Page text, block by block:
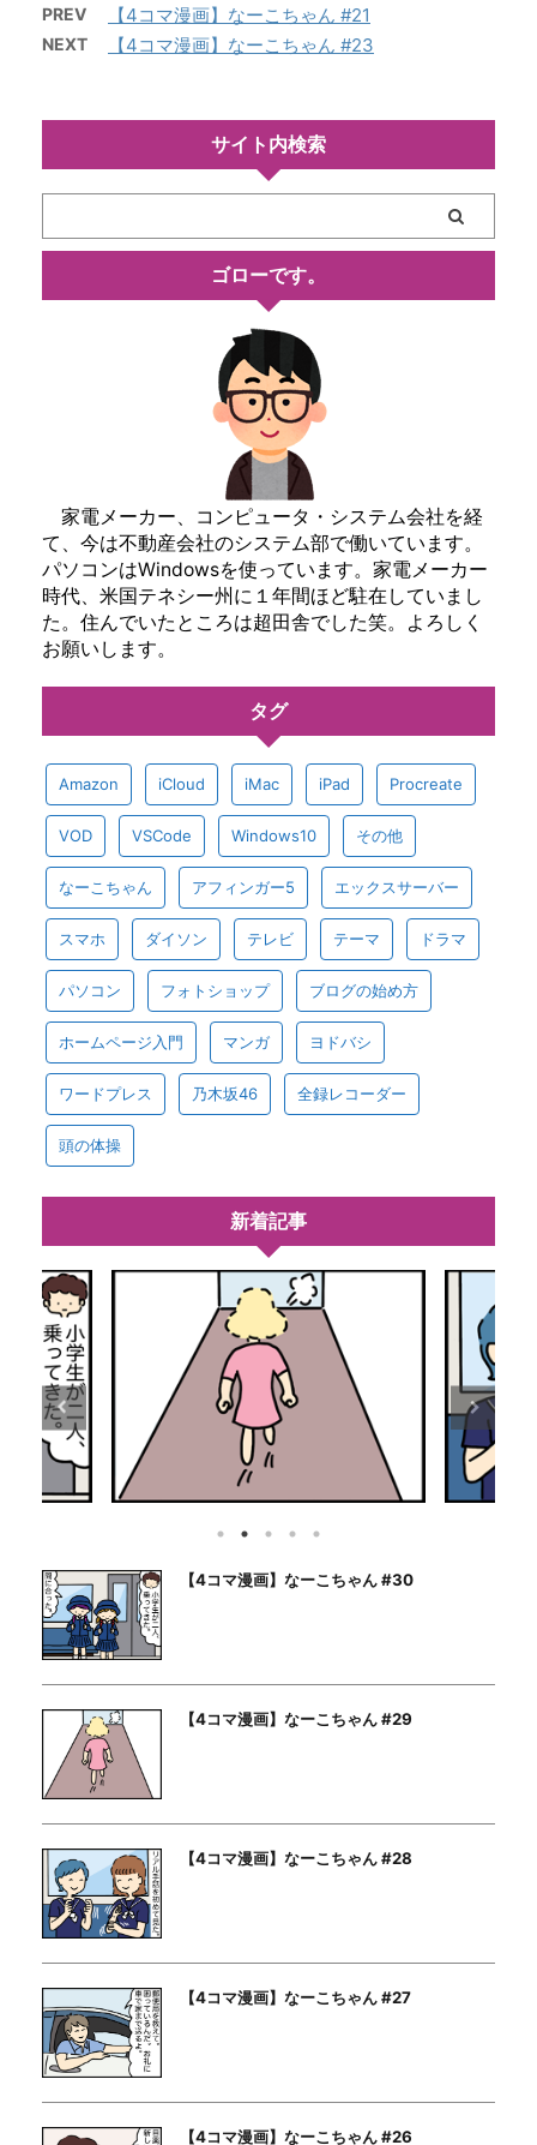
PREV 【4コマ漫画】なーこちゃん #21
NEXT 【4コマ漫画】なーこちゃん #23
サイト内検索
ゴローです。
家電メーカー、コンピュータ・システム会社を経
て、今は不動産会社のシステム部で働いています。
パソコンはWindowsを使っています。家電メーカー
時代、米国テネシー州に１年間ほど駐在していまし
た。住んでいたところは超田舎でした笑。よろしく
お願いします。
タグ
Amazon iCloud iMac iPad Procreate
VOD VSCode Windows10 その他
なーこちゃん アフィンガー5 エックスサーバー
スマホ ダイソン テレビ テーマ ドラマ
パソコン フォトショップ ブログの始め方
ホームページ入門 マンガ ヨドバシ
ワードプレス 乃木坂46 全録レコーダー
頭の体操
新着記事
【4コマ漫画】なーこちゃん #30
【4コマ漫画】なーこちゃん #29
【4コマ漫画】なーこちゃん #28
【4コマ漫画】なーこちゃん #27
【4コマ漫画】なーこちゃん #26